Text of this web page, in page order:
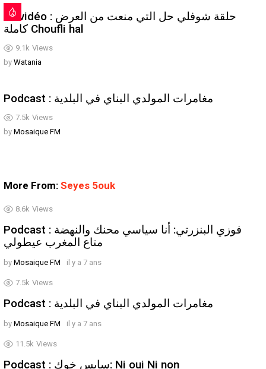
9.1k Views
En vidéo : حلقة شوفلي حل التي منعت من العرض
كاملة Choufli hal
by Watania
7.5k Views
Podcast : مغامرات المولدي البناي في البلدية
by Mosaique FM
More From: Seyes 5ouk
8.6k Views
Podcast : فوزي البنزرتي: أنا سياسي محنك والنهضة
متاع المغرب عيطولي
by Mosaique FM il y a 7 ans
7.5k Views
Podcast : مغامرات المولدي البناي في البلدية
by Mosaique FM il y a 7 ans
11.5k Views
Podcast : سايس خوك: Ni oui Ni non